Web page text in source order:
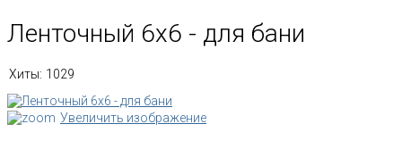
Ленточный 6х6 - для бани
Хиты: 1029
Увеличить изображение